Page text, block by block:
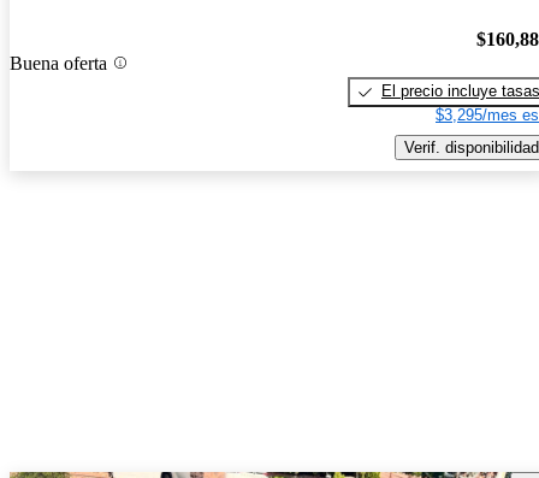
Buena oferta
El precio incluye tasas
$3,295/mes
Verif. disponibilidad